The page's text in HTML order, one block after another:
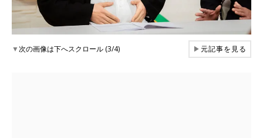
▼次の画像は下へスクロール (3/4) ▶元記事を見る